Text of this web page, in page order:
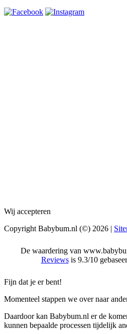
Wij accepteren
Copyright Babybum.nl (©) 2026 |
De waardering van
Reviewsis 9.3/10
Fijn dat je er bent!
Momenteel stappen we over naar
Daardoor kan Babybum.nl er de
kunnen bepaalde processen tijdelijk